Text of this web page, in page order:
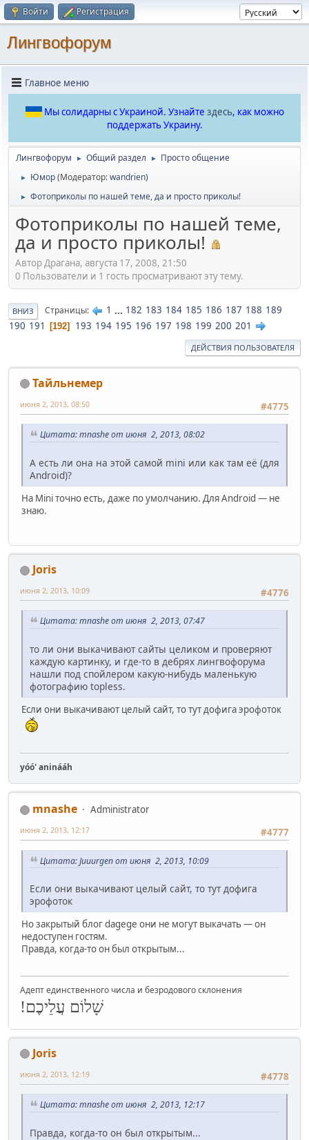
Войти Регистрация
Лингвофорум
Главное меню
Мы солидарны с Украиной. Узнайте здесь, как можно
поддержать Украину.
Лингвофорум ► Общий раздел ► Просто общение
► Юмор(Модератор:wandrien)
► Фотоприколы по нашей теме, да и просто приколы!
Фотоприколы по нашей теме,
да и просто приколы!
Автор Драгана, августа 17, 2008, 21:50
0 Пользователи и 1 гость просматривают эту тему.
ВНИЗ Страницы 1 ... 182 183 184 185 186 187 188 189
190 191 192 193 194 195 196 197 198 199 200 201
ДЕЙСТВИЯ ПОЛЬЗОВАТЕЛЯ
Тайльнемер
#4775
июня 2, 2013, 08:50
Цитата: mnashe от июня 2, 2013, 08:02
А есть ли она на этой самой mini или как там её (для
Android)?
На Mini точно есть, даже по умолчанию. Для Android — не
знаю.
Joris
#4776
июня 2, 2013, 10:09
Цитата: mnashe от июня 2, 2013, 07:47
то ли они выкачивают сайты целиком и проверяют
каждую картинку, и где-то в дебрях лингвофорума
нашли под спойлером какую-нибудь маленькую
фотографию topless.
Если они выкачивают целый сайт, то тут дофига эрофоток
yóó' aninááh
mnashe
Administrator
#4777
июня 2, 2013, 12:17
Цитата: Juuurgen от июня 2, 2013, 10:09
Если они выкачивают целый сайт, то тут дофига
эрофоток
Но закрытый блог dagege они не могут выкачать — он
недоступен гостям.
Правда, когда-то он был открытым...
Адепт единственного числа и безродового склонения
שָׁלוֹם עֲלֵיכֶם!
Joris
#4778
июня 2, 2013, 12:19
Цитата: mnashe от июня 2, 2013, 12:17
Правда, когда-то он был открытым...